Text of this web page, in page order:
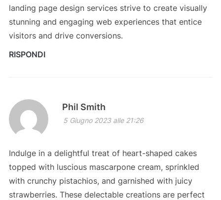
landing page design services strive to create visually
stunning and engaging web experiences that entice
visitors and drive conversions.
RISPONDI
Phil Smith
5 Giugno 2023 alle 21:26
Indulge in a delightful treat of heart-shaped cakes
topped with luscious mascarpone cream, sprinkled
with crunchy pistachios, and garnished with juicy
strawberries. These delectable creations are perfect